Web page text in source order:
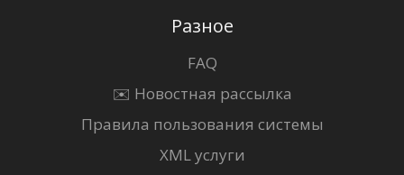
Разное
FAQ
✉️ Новостная рассылка
Правила пользования системы
XML услуги